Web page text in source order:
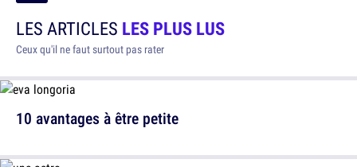
LES ARTICLES LES PLUS LUS
Ceux qu'il ne faut surtout pas rater
10 avantages à être petite